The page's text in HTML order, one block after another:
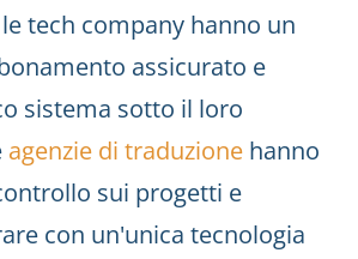
tech company hanno un
assicurato e
sistema sotto il loro
agenzie di traduzione hanno
sui progetti e
con un'unica tecnologia